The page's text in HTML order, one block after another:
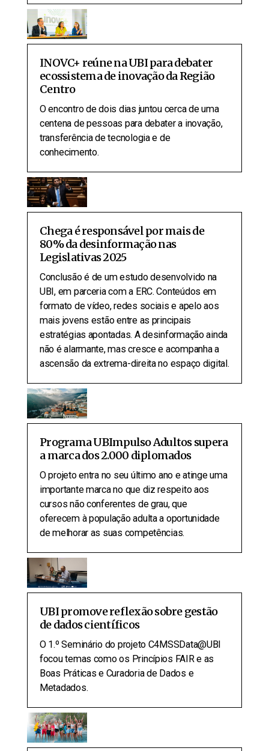
INOVC+ reúne na UBI para debater
ecossistema de inovação da Região
Centro
O encontro de dois dias juntou cerca de uma
centena de pessoas para debater a inovação,
transferência de tecnologia e de
conhecimento.
Chega é responsável por mais de
80% da desinformação nas
Legislativas 2025
Conclusão é de um estudo desenvolvido na
UBI, em parceria com a ERC. Conteúdos em
formato de vídeo, redes sociais e apelo aos
mais jovens estão entre as principais
estratégias apontadas. A desinformação ainda
não é alarmante, mas cresce e acompanha a
ascensão da extrema-direita no espaço digital.
Programa UBImpulso Adultos supera
a marca dos 2.000 diplomados
O projeto entra no seu último ano e atinge uma
importante marca no que diz respeito aos
cursos não conferentes de grau, que
oferecem à população adulta a oportunidade
de melhorar as suas competências.
UBI promove reflexão sobre gestão
de dados científicos
O 1.º Seminário do projeto C4MSSData@UBI
focou temas como os Princípios FAIR e as
Boas Práticas e Curadoria de Dados e
Metadados.